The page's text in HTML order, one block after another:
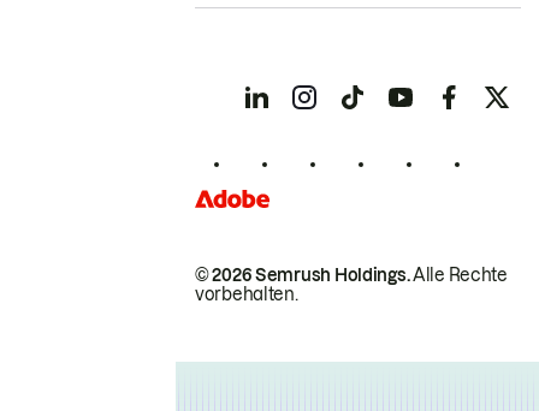
© 2026 Semrush Holdings.Alle Rechte
vorbehalten.